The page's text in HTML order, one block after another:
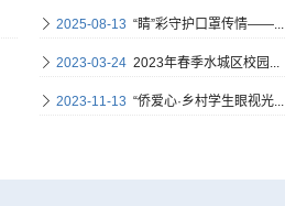
2025-08-13 “睛”彩守护口罩传情——...
2023-03-24 2023年春季水城区校园...
2023-11-13 “侨爱心·乡村学生眼视光...